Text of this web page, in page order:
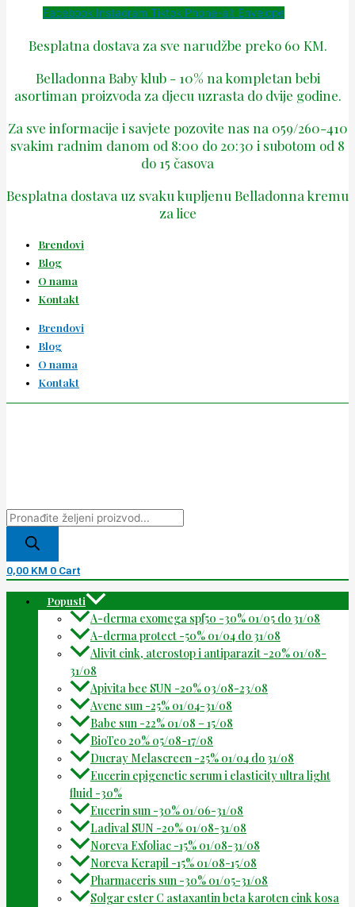
Facebook Instagram Tiktok Phone-alt Envelope
Besplatna dostava za sve narudžbe preko 60 KM.
Belladonna Baby klub - 10% na kompletan bebi
asortiman proizvoda za djecu uzrasta do dvije godine.
Za sve informacije i savjete pozovite nas na 059/260-410
svakim radnim danom od 8:00 do 20:30 i subotom od 8
do 15 časova
Besplatna dostava uz svaku kupljenu Belladonna kremu
za lice
Brendovi
Blog
O nama
Kontakt
Brendovi
Blog
O nama
Kontakt
0,00 KM 0 Cart
Popusti
A-derma exomega spf50 -30% 01/05 do 31/08
A-derma protect -50% 01/04 do 31/08
Alivit cink, aterostop i antiparazit -20% 01/08-
31/08
Apivita bee SUN -20% 03/08-23/08
Avene sun -25% 01/04-31/08
Babe sun -22% 01/08 – 15/08
BioTeo 20% 05/08-17/08
Ducray Melascreen -25% 01/04 do 31/08
Eucerin epigenetic serum i elasticity ultra light
fluid -30%
Eucerin sun -30% 01/06-31/08
Ladival SUN -20% 01/08-31/08
Noreva Exfoliac -15% 01/08-31/08
Noreva Kerapil -15% 01/08-15/08
Pharmaceris sun -30% 01/05-31/08
Solgar ester C astaxantin beta karoten cink kosa